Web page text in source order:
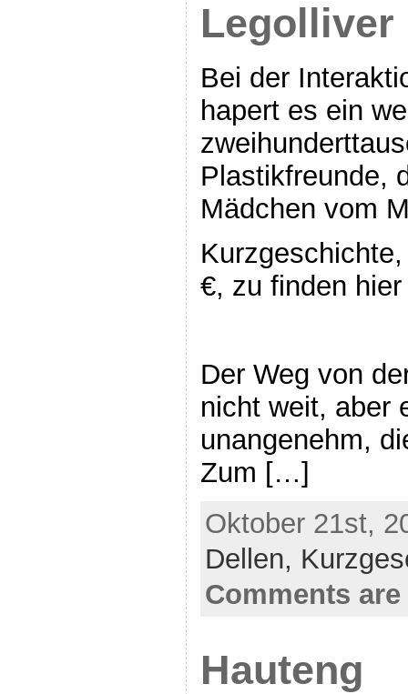
Legolliver
Bei der
hapert es ein
Plastikfreunde,
Mädchen vom
€, zu finden hier
Der Weg von
nicht weit, aber
unangenehm,
Zum […]
Oktober 21st,
Dellen,
Comments
Hauteng